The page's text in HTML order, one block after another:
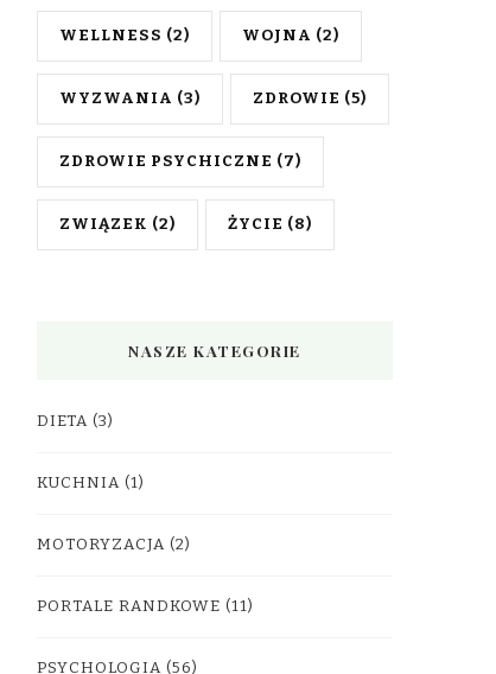
WELLNESS (2) WOJNA (2)
WYZWANIA (3) ZDROWIE (5)
ZDROWIE PSYCHICZNE (7)
ZWIĄZEK (2) ŻYCIE (8)
NASZE KATEGORIE
DIETA (3)
KUCHNIA (1)
MOTORYZACJA (2)
PORTALE RANDKOWE (11)
PSYCHOLOGIA (56)